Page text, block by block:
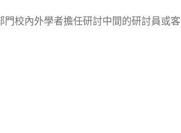
校內外學者擔任研討中間的研討員或客